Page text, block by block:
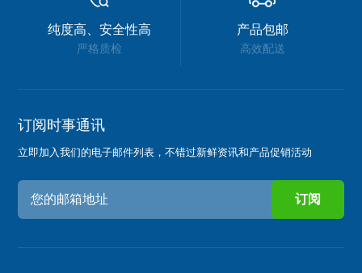
纯度高、安全性高
严格质检
产品包邮
高效配送
订阅时事通讯
立即加入我们的电子邮件列表，不错过新鲜资讯和产品促销活动